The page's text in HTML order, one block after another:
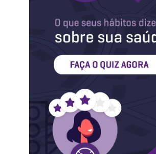
Saúde do Homem
Sobre o Labi
Conheça o Labi